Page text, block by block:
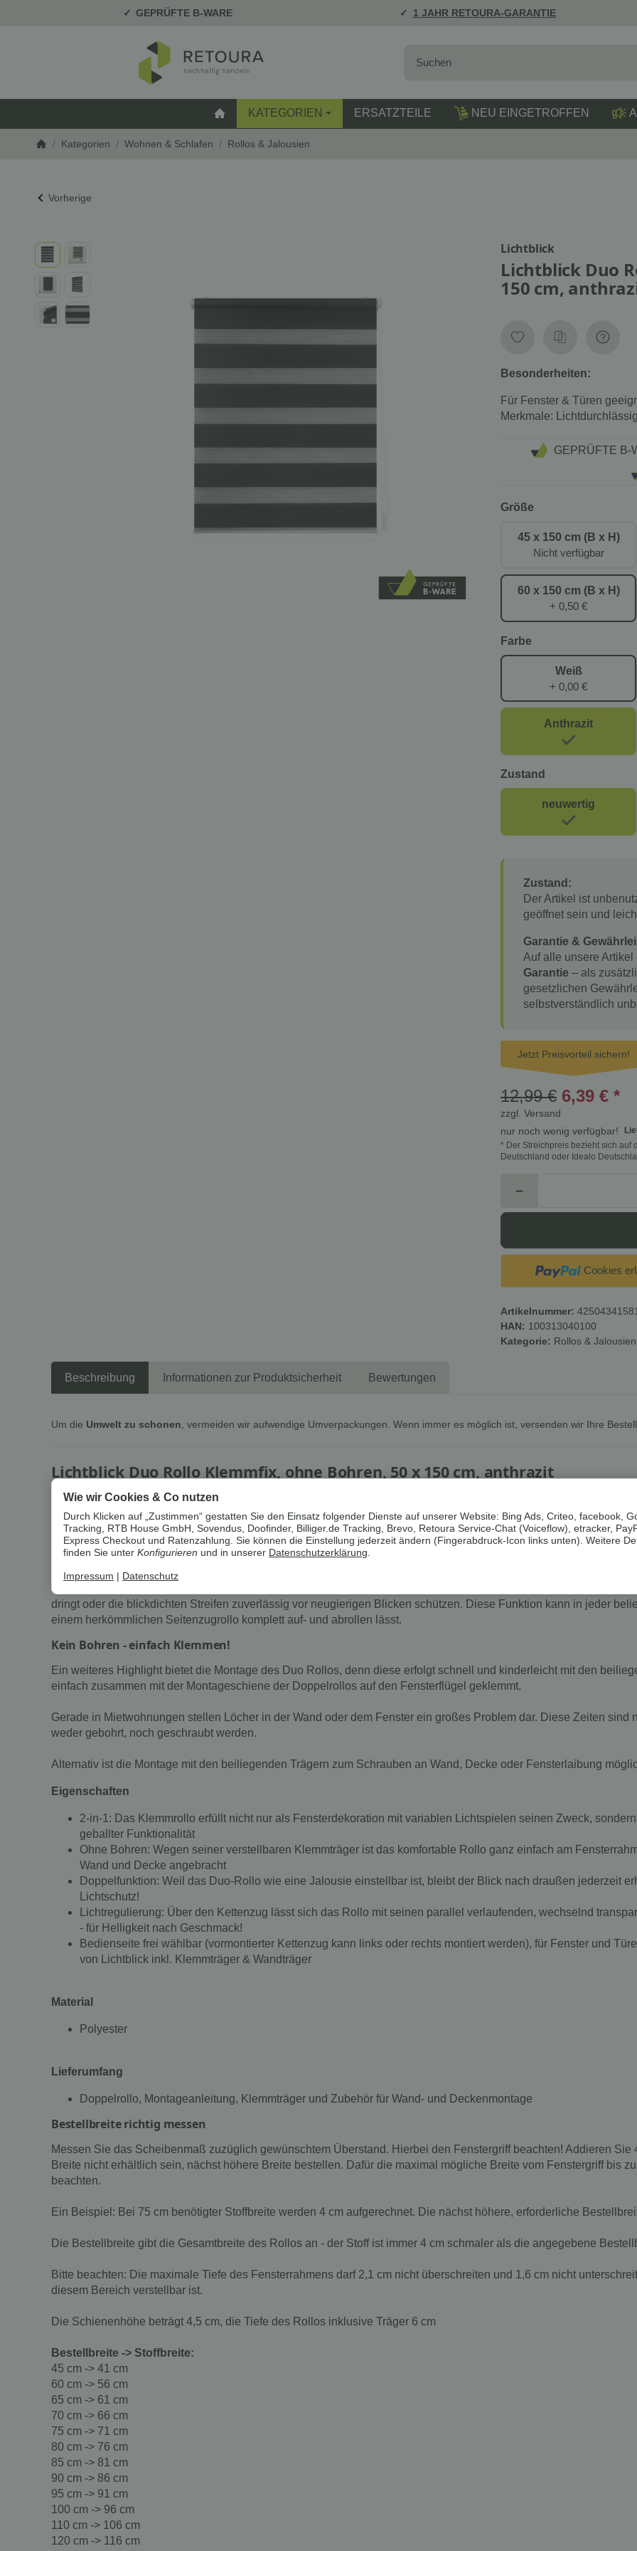
GEPRÜFTE B-WARE 1 JAHR RETOURA-GARANTIE
STARTSEITE
KATEGORIEN ERSATZTEILE NEU EINGETROFFEN
/ Kategorien / Wohnen & Schlafen / Rollos & Jalousien
Vorherige
Lichtblick
Lichtblick Duo
150 cm,
Besonderheiten:
Für Fenster & Türen
Merkmale: Lichtdurchlässig
GEPRÜFTE B-
Größe
45 x 150 cm (B x H)
Nicht verfügbar
60 x 150 cm (B x H)
+ 0,50 €
Farbe
Weiß
+ 0,00 €
Anthrazit
Zustand
neuwertig
Zustand:
Der Artikel ist
geöffnet sein und
Garantie &
Auf alle unsere
Garantie – als
gesetzlichen
selbstverständlich
Jetzt Preisvorteil sichern!
12,99 € 6,39 € *
zzgl. Versand
nur noch wenig verfügbar!
* Der Streichpreis bezieht sich auf
Deutschland oder Idealo
Cookies
Artikelnummer:
HAN: 100313040100
Kategorie: Rollos & Jalousien
Beschreibung Informationen zur Produktsicherheit Bewertungen
Um die Umwelt zu schonen , vermeiden wir aufwendige Umverpackungen. Wenn immer es möglich ist, versenden wir Ihre
Lichtblick Duo Rollo Klemmfix, ohne Bohren, 50 x 150 cm, anthrazit
Beschreibung
Ein revolutionäres Sonnenschutzsystem für Licht- und Sichtschutz, aber auch moderne Fensterdekoration bietet
die zwei parallel verlaufenden Stoffbahnen mit abwechselnd transparenten und blickdichten Streifen können Sie
entstehen wundervolle Lichtspiele.
Mit Hilfe des seitlichen Kettenzugs kann die Position der Stoffbahnen punktgenau eingestellt werden, sodass
dringt oder die blickdichten Streifen zuverlässig vor neugierigen Blicken schützen. Diese Funktion kann in jeder
einem herkömmlichen Seitenzugrollo komplett auf- und abrollen lässt.
Kein Bohren - einfach Klemmen!
Ein weiteres Highlight bietet die Montage des Duo Rollos, denn diese erfolgt schnell und kinderleicht mit den
einfach zusammen mit der Montageschiene der Doppelrollos auf den Fensterflügel geklemmt.
Gerade in Mietwohnungen stellen Löcher in der Wand oder dem Fenster ein großes Problem dar. Diese Zeiten sind
weder gebohrt, noch geschraubt werden.
Alternativ ist die Montage mit den beiliegenden Trägern zum Schrauben an Wand, Decke oder Fensterlaibung
Eigenschaften
2-in-1: Das Klemmrollo erfüllt nicht nur als Fensterdekoration mit variablen Lichtspielen seinen Zweck,
geballter Funktionalität
Ohne Bohren: Wegen seiner verstellbaren Klemmträger ist das komfortable Rollo ganz einfach am
Wand und Decke angebracht
Doppelfunktion: Weil das Duo-Rollo wie eine Jalousie einstellbar ist, bleibt der Blick nach draußen jederzeit
Lichtschutz!
Lichtregulierung: Über den Kettenzug lässt sich das Rollo mit seinen parallel verlaufenden, wechselnd
- für Helligkeit nach Geschmack!
Bedienseite frei wählbar (vormontierter Kettenzug kann links oder rechts montiert werden), für Fenster und
von Lichtblick inkl. Klemmträger & Wandträger
Material
Polyester
Lieferumfang
Doppelrollo, Montageanleitung, Klemmträger und Zubehör für Wand- und Deckenmontage
Bestellbreite richtig messen
Messen Sie das Scheibenmaß zuzüglich gewünschtem Überstand. Hierbei den Fenstergriff beachten! Addieren
Breite nicht erhältlich sein, nächst höhere Breite bestellen. Dafür die maximal mögliche Breite vom Fenstergriff bis
beachten.
Ein Beispiel: Bei 75 cm benötigter Stoffbreite werden 4 cm aufgerechnet. Die nächst höhere, erforderliche
Die Bestellbreite gibt die Gesamtbreite des Rollos an - der Stoff ist immer 4 cm schmaler als die angegebene
Bitte beachten: Die maximale Tiefe des Fensterrahmens darf 2,1 cm nicht überschreiten und 1,6 cm nicht
diesem Bereich verstellbar ist.
Die Schienenhöhe beträgt 4,5 cm, die Tiefe des Rollos inklusive Träger 6 cm
Bestellbreite -> Stoffbreite:
45 cm -> 41 cm
60 cm -> 56 cm
65 cm -> 61 cm
70 cm -> 66 cm
75 cm -> 71 cm
80 cm -> 76 cm
85 cm -> 81 cm
90 cm -> 86 cm
95 cm -> 91 cm
100 cm -> 96 cm
110 cm -> 106 cm
120 cm -> 116 cm
Wie wir Cookies & Co nutzen
Durch Klicken auf „Zustimmen“ gestatten Sie den Einsatz folgender Dienste auf unserer Website: Bing Ads, Criteo, facebook,
Tracking, RTB House GmbH, Sovendus, Doofinder, Billiger.de Tracking, Brevo, Retoura Service-Chat (Voiceflow), etracker,
Express Checkout und Ratenzahlung. Sie können die Einstellung jederzeit ändern (Fingerabdruck-Icon links unten). Weitere
finden Sie unter Konfigurieren und in unserer Datenschutzerklärung.
Impressum Datenschutz